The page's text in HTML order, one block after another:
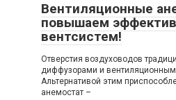
Вентиляционные
повышаем
вентсистем!
Отверстия воздуховодов
диффузорами и
Альтернативой этим
анемостат –